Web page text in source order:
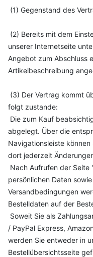
(1) Gegenstand des
(2) Bereits mit dem
unserer Internetseite
Angebot zum Abschluss
Artikelbeschreibung
(3) Der Vertrag kommt
folgt zustande:
Die zum Kauf
abgelegt. Über die
Navigationsleiste
dort jederzeit
Nach Aufrufen der Seite
persönlichen Daten
Versandbedingungen
Bestelldaten auf der
Soweit Sie als
/ PayPal Express,
werden Sie entweder in
Bestellübersichtsseite